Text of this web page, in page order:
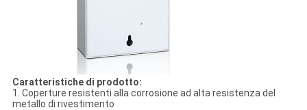
Caratteristiche di prodotto:
1. Coperture resistenti alla corrosione ad alta resistenza del
metallo di rivestimento